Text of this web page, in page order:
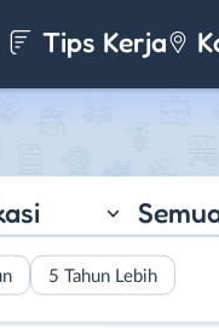
Tips Kerja
5 Tahun Lebih